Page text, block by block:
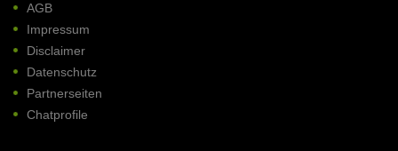
AGB
Impressum
Disclaimer
Datenschutz
Partnerseiten
Chatprofile